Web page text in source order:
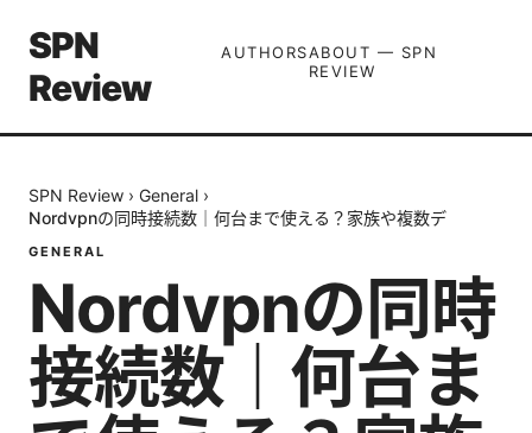
SPN
Review
AUTHORSABOUT — SPN
REVIEW
SPN Review › General ›
Nordvpnの同時接続数｜何台まで使える？家族や複数デ
GENERAL
Nordvpnの同時
接続数｜何台ま